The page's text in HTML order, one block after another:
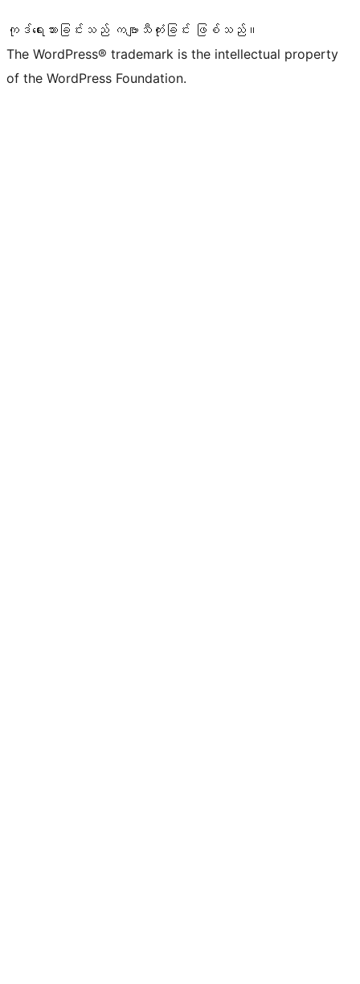
ကုဒ်ရေးသားခြင်းသည် ကဗျာသီကုံးခြင်း ဖြစ်သည်။
The WordPress® trademark is the intellectual property
of the WordPress Foundation.